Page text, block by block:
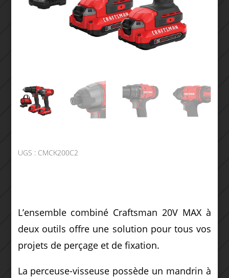
UGS : CMCK200C2
L’ensemble combiné Craftsman 20V MAX à
deux outils offre une solution pour tous vos
projets de perçage et de fixation.
La perceuse-visseuse possède un mandrin à